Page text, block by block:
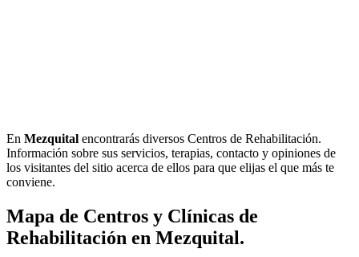
En Mezquital encontrarás diversos Centros de Rehabilitación.
Información sobre sus servicios, terapias, contacto y opiniones de
los visitantes del sitio acerca de ellos para que elijas el que más te
conviene.
Mapa de Centros y Clínicas de
Rehabilitación en Mezquital.